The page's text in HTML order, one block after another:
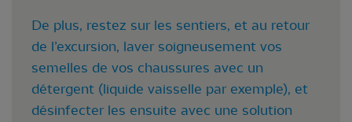
De plus, restez sur les sentiers, et au retour
de l’excursion, laver soigneusement vos
semelles de vos chaussures avec un
détergent (liquide vaisselle par exemple), et
désinfecter les ensuite avec une solution